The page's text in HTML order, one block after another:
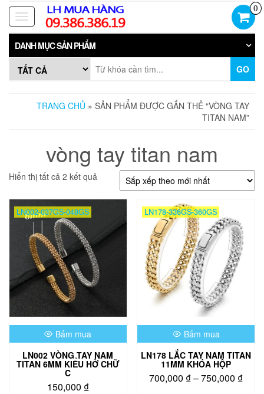
Skip
the
content
Toggle
navigation
0
DANH MỤC SẢN PHẨM
GO
TRANG CHỦ » SẢN PHẨM ĐƯỢC GẮN THẺ “VÒNG TAY
TITAN NAM”
vòng tay titan nam
Hiển thị tất cả 2 kết quả
xếp
nhất
LN002-037GS-048GS
Bấm mua
LN002 VÒNG TAY NAM
TITAN 6MM KIỂU HỞ CHỮ
C
150,000 ₫
LN178-336GS-360GS
Bấm mua
LN178 LẮC TAY NAM TITAN
11MM KHÓA HỘP
700,000 ₫–750,000 ₫